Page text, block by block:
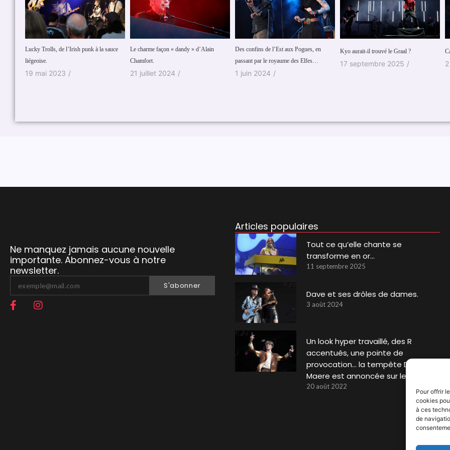
Pour offrir
cookies
à ces
de
Le charme façon « dandy » d’Alain
Chamfort.
21 juillet 2024
Des confins de l’Est aux Pogues, en
passant par le royaume des Elfes…
1 juin 2024 /
Kyo aurait-il trouvé le Graal ?
17 septembre 2025 /
Cali, l’hydre à trois têtes (Partie 2)
2 septembre 2022 /
Ne manquez jamais aucune nouvelle
importante. Abonnez-vous à notre
newsletter.
S'abonner
Articles populaires
Tout ce qu’elle chante se
transforme en or…
11 septembre 2025
Dave et ses drôles de dames.
3 août 2024
Un look hyper travaillé, des R
accentués, une pointe de
provocation… la tempête De
Maere est annoncée sur le site…
20 août 2022